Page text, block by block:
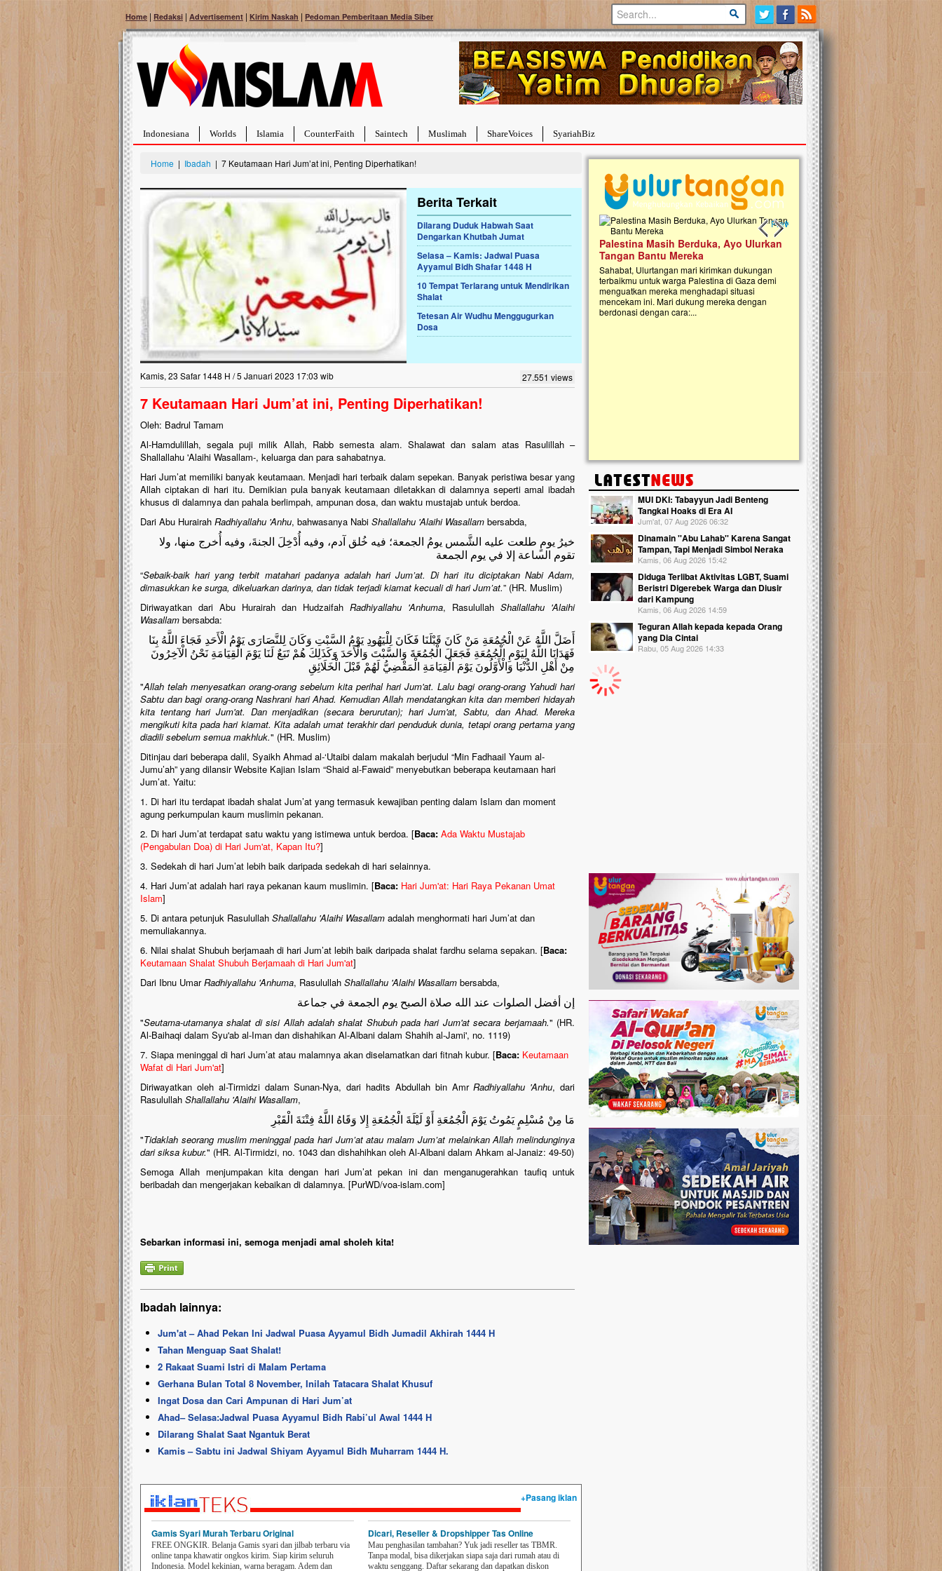
Home | Redaksi | Advertisement | Kirim Naskah | Pedoman Pemberitaan Media Siber
Indonesiana Worlds Islamia CounterFaith Saintech Muslimah ShareVoices SyariahBiz
Home | Ibadah | 7 Keutamaan Hari Jum’at ini, Penting Diperhatikan!
Berita Terkait
Dilarang Duduk Habwah Saat
Dengarkan Khutbah Jumat
Selasa – Kamis: Jadwal Puasa
Ayyamul Bidh Shafar 1448 H
10 Tempat Terlarang untuk Mendirikan
Shalat
Tetesan Air Wudhu Menggugurkan
Dosa
Kamis, 23 Safar 1448 H / 5 Januari 2023 17:03 wib 27.551 views
7 Keutamaan Hari Jum’at ini, Penting Diperhatikan!
Oleh: Badrul Tamam
Al-Hamdulillah, segala puji milik Allah, Rabb semesta alam. Shalawat dan salam atas Rasulillah –
Shallallahu 'Alaihi Wasallam-, keluarga dan para sahabatnya.
Hari Jum’at memiliki banyak keutamaan. Menjadi hari terbaik dalam sepekan. Banyak peristiwa besar yang
Allah ciptakan di hari itu. Demikian pula banyak keutamaan diletakkan di dalamnya seperti amal ibadah
khusus di dalamnya dan pahala berlimpah, ampunan dosa, dan waktu mustajab untuk berdoa.
Dari Abu Hurairah Radhiyallahu 'Anhu, bahwasanya Nabi Shallallahu 'Alaihi Wasallam bersabda,
خيرُ يومٍ طلعت عليه الشَّمس يومُ الجمعة؛ فيه خُلق آدم، وفيه أُدْخِلَ الجنةَ، وفيه أُخرج منها، ولا
تقوم الساعة إلا في يوم الجمعة
“Sebaik-baik hari yang terbit matahari padanya adalah hari Jum’at. Di hari itu diciptakan Nabi Adam,
dimasukkan ke surga, dikeluarkan darinya, dan tidak terjadi kiamat kecuali di hari Jum’at.” (HR. Muslim)
Diriwayatkan dari Abu Hurairah dan Hudzaifah Radhiyallahu 'Anhuma, Rasulullah Shallallahu 'Alaihi
Wasallam bersabda:
أَضَلَّ اللَّهُ عَنْ الْجُمُعَةِ مَنْ كَانَ قَبْلَنَا فَكَانَ لِلْيَهُودِ يَوْمُ السَّبْتِ وَكَانَ لِلنَّصَارَى يَوْمُ الْأَحَدِ فَجَاءَ اللَّهُ بِنَا
فَهَدَانَا اللَّهُ لِيَوْمِ الْجُمُعَةِ فَجَعَلَ الْجُمُعَةَ وَالسَّبْتَ وَالْأَحَدَ وَكَذَلِكَ هُمْ تَبَعٌ لَنَا يَوْمَ الْقِيَامَةِ نَحْنُ الْآخِرُونَ
مِنْ أَهْلِ الدُّنْيَا وَالْأَوَّلُونَ يَوْمَ الْقِيَامَةِ الْمَقْضِيُّ لَهُمْ قَبْلَ الْخَلَائِقِ
"Allah telah menyesatkan orang-orang sebelum kita perihal hari Jum'at. Lalu bagi orang-orang Yahudi hari
Sabtu dan bagi orang-orang Nashrani hari Ahad. Kemudian Allah mendatangkan kita dan memberi hidayah
kita tentang hari Jum'at. Dan menjadikan (secara berurutan); hari Jum'at, Sabtu, dan Ahad. Mereka
mengikuti kita pada hari kiamat. Kita adalah umat terakhir dari penduduk dunia, tetapi orang pertama yang
diadili sebelum semua makhluk." (HR. Muslim)
Ditinjau dari beberapa dalil, Syaikh Ahmad al-‘Utaibi dalam makalah berjudul “Min Fadhaail Yaum al-
Jumu’ah” yang dilansir Website Kajian Islam “Shaid al-Fawaid” menyebutkan beberapa keutamaan hari
Jum’at. Yaitu:
1. Di hari itu terdapat ibadah shalat Jum’at yang termasuk kewajiban penting dalam Islam dan moment
agung perkumpulan kaum muslimin pekanan.
2. Di hari Jum’at terdapat satu waktu yang istimewa untuk berdoa. [Baca: Ada Waktu Mustajab
(Pengabulan Doa) di Hari Jum'at, Kapan Itu?]
3. Sedekah di hari Jum’at lebih baik daripada sedekah di hari selainnya.
4. Hari Jum’at adalah hari raya pekanan kaum muslimin. [Baca: Hari Jum'at: Hari Raya Pekanan Umat
Islam]
5. Di antara petunjuk Rasulullah Shallallahu 'Alaihi Wasallam adalah menghormati hari Jum’at dan
memuliakannya.
6. Nilai shalat Shubuh berjamaah di hari Jum’at lebih baik daripada shalat fardhu selama sepakan. [Baca:
Keutamaan Shalat Shubuh Berjamaah di Hari Jum'at]
Dari Ibnu UmarRadhiyallahu 'Anhuma, Rasulullah Shallallahu 'Alaihi Wasallam bersabda,
إن أفضل الصلوات عند الله صلاة الصبح يوم الجمعة في جماعة
"Seutama-utamanya shalat di sisi Allah adalah shalat Shubuh pada hari Jum'at secara berjamaah." (HR.
Al-Baihaqi dalam Syu'ab al-Iman dan dishahikan Al-Albani dalam Shahih al-Jami', no. 1119)
7. Siapa meninggal di hari Jum’at atau malamnya akan diselamatkan dari fitnah kubur. [Baca: Keutamaan
Wafat di Hari Jum'at]
Diriwayatkan oleh al-Tirmidzi dalam Sunan-Nya, dari hadits Abdullah bin AmrRadhiyallahu 'Anhu, dari
Rasulullah Shallallahu 'Alaihi Wasallam,
مَا مِنْ مُسْلِمٍ يَمُوتُ يَوْمَ الْجُمُعَةِ أَوْ لَيْلَةَ الْجُمُعَةِ إِلا وَقَاهُ اللَّهُ فِتْنَةَ الْقَبْرِ
"Tidaklah seorang muslim meninggal pada hari Jum’at atau malam Jum’at melainkan Allah melindunginya
dari siksa kubur." (HR. Al-Tirmidzi, no. 1043 dan dishahihkan oleh Al-Albani dalam Ahkam al-Janaiz: 49-50)
Semoga Allah menjumpakan kita dengan hari Jum’at pekan ini dan menganugerahkan taufiq untuk
beribadah dan mengerjakan kebaikan di dalamnya. [PurWD/voa-islam.com]
Sebarkan informasi ini, semoga menjadi amal sholeh kita!
Ibadah lainnya:
Jum'at – Ahad Pekan Ini Jadwal Puasa Ayyamul Bidh Jumadil Akhirah 1444 H
Tahan Menguap Saat Shalat!
2 Rakaat Suami Istri di Malam Pertama
Gerhana Bulan Total 8 November, Inilah Tatacara Shalat Khusuf
Ingat Dosa dan Cari Ampunan di Hari Jum’at
Ahad– Selasa:Jadwal Puasa Ayyamul Bidh Rabi’ul Awal 1444 H
Dilarang Shalat Saat Ngantuk Berat
Kamis – Sabtu ini Jadwal Shiyam Ayyamul Bidh Muharram 1444 H.
+Pasang iklan
Gamis Syari Murah Terbaru Original
FREE ONGKIR. Belanja Gamis syari dan jilbab terbaru via
online tanpa khawatir ongkos kirim. Siap kirim seluruh
Indonesia. Model kekinian, warna beragam. Adem dan
Dicari, Reseller & Dropshipper Tas Online
Mau penghasilan tambahan? Yuk jadi reseller tas TBMR.
Tanpa modal, bisa dikerjakan siapa saja dari rumah atau di
waktu senggang. Daftar sekarang dan dapatkan diskon
Previous slide
Next slide
Bantu Naura, Balita Hebat Sembuh Dari
Tumor Pembuluh Darah
Hidup Naura Salsabila dipenuhi dengan
rintangan yang sangat berat. Meskipun baru
berusia sepuluh bulan, bayi yang imut ini harus
menghadapi penyakit yang dahsyat, yaitu tumor
pembuluh darah berukuran...
Nasib masjid di Kampung Cilumbu ini sungguh
mengenaskan. Lima tahun mangkrak, kini nyaris
berlumut, dan menghitam terpapar panas dan
Palestina Masih Berduka, Ayo Ulurkan
Tangan Bantu Mereka
Sahabat, Ulurtangan mari kirimkan dukungan
terbaikmu untuk warga Palestina di Gaza demi
menguatkan mereka menghadapi situasi
mencekam ini. Mari dukung mereka dengan
berdonasi dengan cara:...
Open Donasi Wakaf
Rumah Qur'an & TK Islam
Najjah di Jonggol
Saat ini, Ulurtangan bersama Yayasan
Najjahtul Islam Jonggol sedang merintis
pembangunan Rumah Qur’an dan
kanak Islam Terpadu (TKIT) An Najjah
Gedung Majelis Taklim di Jonggol,...
MUI DKI: Tabayyun Jadi Benteng
Tangkal Hoaks di Era AI
Jum'at, 07 Aug 2026 06:32
Dinamain ''Abu Lahab'' Karena Sangat
Tampan, Tapi Menjadi Simbol Neraka
Kamis, 06 Aug 2026 15:42
Diduga Terlibat Aktivitas LGBT, Suami
Beristri Digerebek Warga dan Diusir
dari Kampung
Kamis, 06 Aug 2026 14:59
Teguran Allah kepada kepada Orang
yang Dia Cintai
Rabu, 05 Aug 2026 14:33